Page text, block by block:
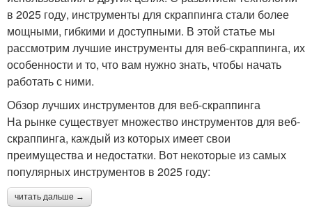
в 2025 году, инструменты для скраппинга стали более
мощными, гибкими и доступными. В этой статье мы
рассмотрим лучшие инструменты для веб-скраппинга, их
особенности и то, что вам нужно знать, чтобы начать
работать с ними.
Обзор лучших инструментов для веб-скраппинга
На рынке существует множество инструментов для веб-
скраппинга, каждый из которых имеет свои
преимущества и недостатки. Вот некоторые из самых
популярных инструментов в 2025 году:
читать дальше →